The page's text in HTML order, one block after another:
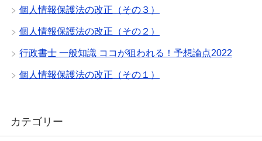
個人情報保護法の改正（その３）
個人情報保護法の改正（その２）
行政書士 一般知識 ココが狙われる！予想論点2022
個人情報保護法の改正（その１）
カテゴリー